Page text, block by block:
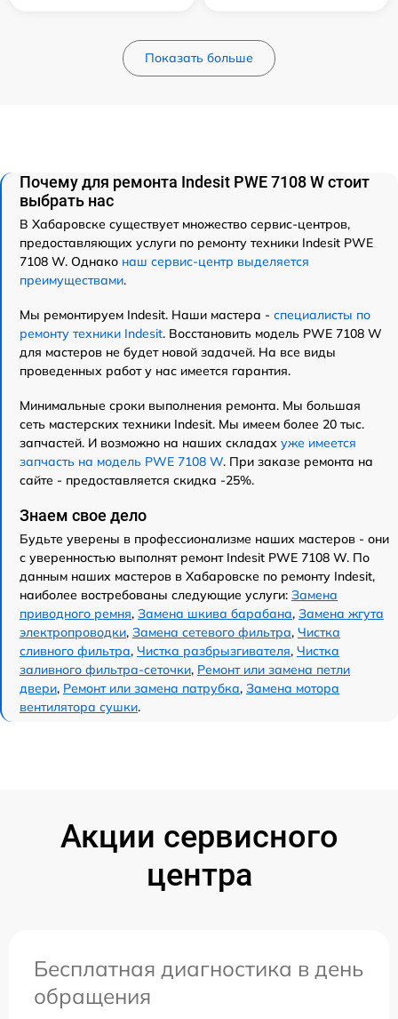
Показать больше
Почему для ремонта Indesit PWE 7108 W стоит
выбрать нас
В Хабаровске существует множество сервис-центров,
предоставляющих услуги по ремонту техники Indesit PWE
7108 W. Однако наш сервис-центр выделяется
преимуществами.
Мы ремонтируем Indesit. Наши мастера - специалисты по
ремонту техники Indesit. Восстановить модель PWE 7108 W
для мастеров не будет новой задачей. На все виды
проведенных работ у нас имеется гарантия.
Минимальные сроки выполнения ремонта. Мы большая
сеть мастерских техники Indesit. Мы имеем более 20 тыс.
запчастей. И возможно на наших складах уже имеется
запчасть на модель PWE 7108 W. При заказе ремонта на
сайте - предоставляется скидка -25%.
Знаем свое дело
Будьте уверены в профессионализме наших мастеров - они
с уверенностью выполнят ремонт Indesit PWE 7108 W. По
данным наших мастеров в Хабаровске по ремонту Indesit,
наиболее востребованы следующие услуги: Замена
приводного ремня, Замена шкива барабана, Замена жгута
электропроводки, Замена сетевого фильтра, Чистка
сливного фильтра, Чистка разбрызгивателя, Чистка
заливного фильтра-сеточки, Ремонт или замена петли
двери, Ремонт или замена патрубка, Замена мотора
вентилятора сушки.
Акции сервисного
центра
Бесплатная диагностика в день
обращения